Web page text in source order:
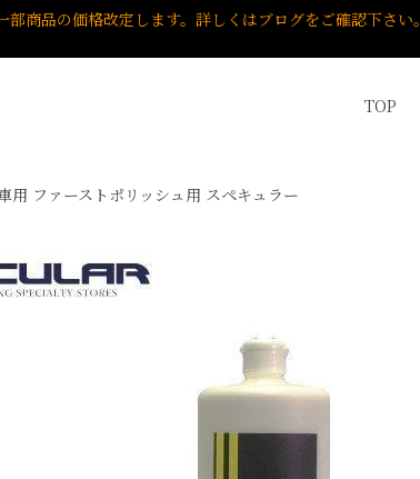
部商品の価格改定します。詳しくはブログをご確認下さい。
TOP
ファーストポリッシュ用 スペキュラー